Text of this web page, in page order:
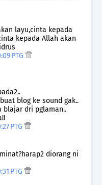
layu,cinta kepada
kepada Allah akan
PTG
blog ke sound gak..
blajar dri pglaman..
PTG
diorang ni
PTG